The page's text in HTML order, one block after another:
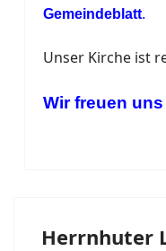
Gemeindeblatt.
Unser Kirche ist
Wir freuen
Herrnhuter